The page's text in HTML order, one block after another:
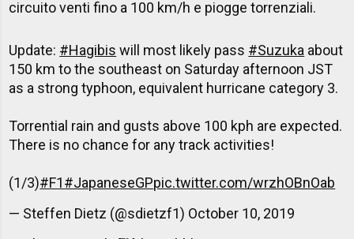
circuito venti fino a 100 km/h e piogge torrenziali.
Update: #Hagibis will most likely pass #Suzuka about
150 km to the southeast on Saturday afternoon JST
as a strong typhoon, equivalent hurricane category 3.
Torrential rain and gusts above 100 kph are expected.
There is no chance for any track activities!
(1/3)#F1#JapaneseGPpic.twitter.com/wrzhOBnOab
— Steffen Dietz (@sdietzf1) October 10, 2019